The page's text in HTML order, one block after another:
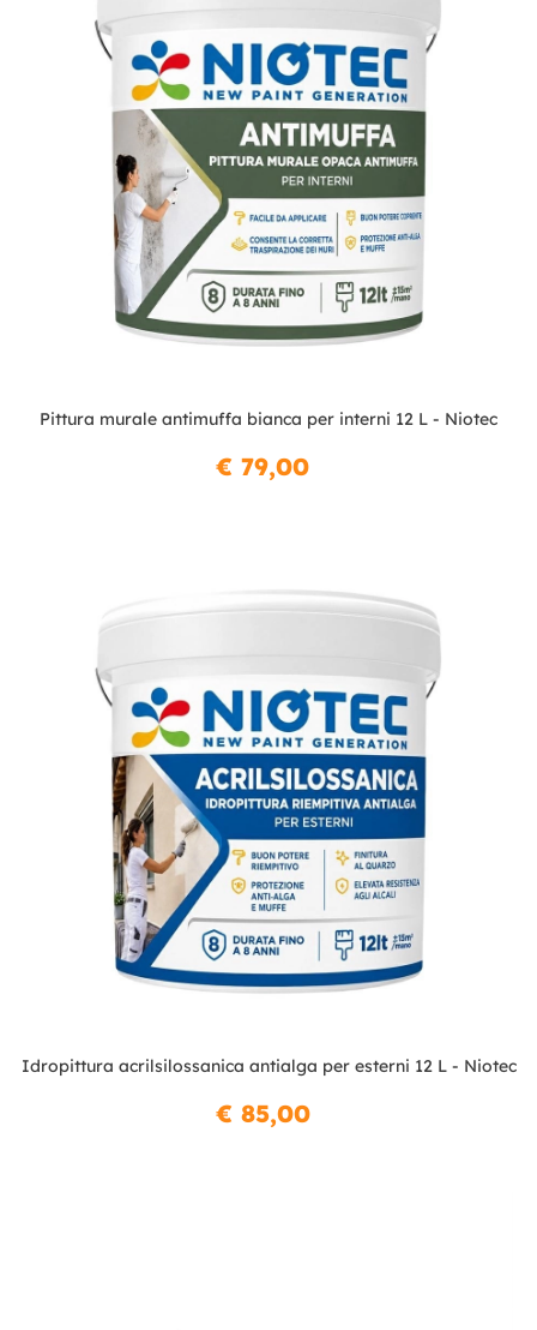
Pittura murale antimuffa bianca per interni 12 L - Niotec
€ 79,00
Idropittura acrilsilossanica antialga per esterni 12 L - Niotec
€ 85,00